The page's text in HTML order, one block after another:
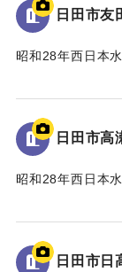
｜固有コード:日田市
昭和28年西日本
地面から115cm
｜固有コード:日田市
昭和28年西日本
地面から2mの位
｜固有コード:日田市